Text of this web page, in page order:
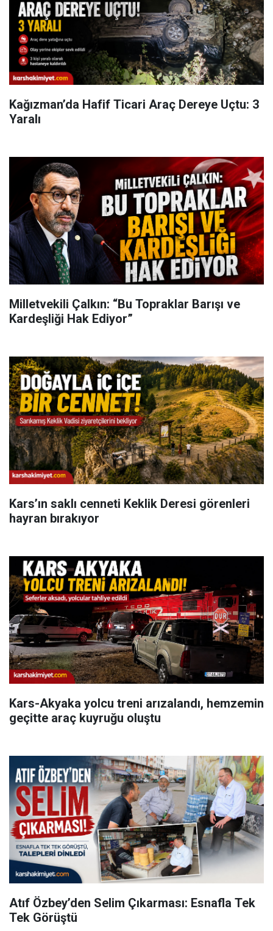
Kağızman’da Hafif Ticari Araç Dereye Uçtu: 3
Yaralı
Milletvekili Çalkın: “Bu Topraklar Barışı ve
Kardeşliği Hak Ediyor”
Kars’ın saklı cenneti Keklik Deresi görenleri
hayran bırakıyor
Kars-Akyaka yolcu treni arızalandı, hemzemin
geçitte araç kuyruğu oluştu
Atıf Özbey’den Selim Çıkarması: Esnafla Tek
Tek Görüştü